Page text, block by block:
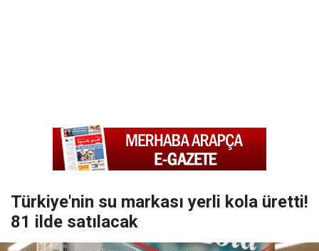
Türkiye'nin su markası yerli kola üretti!
81 ilde satılacak